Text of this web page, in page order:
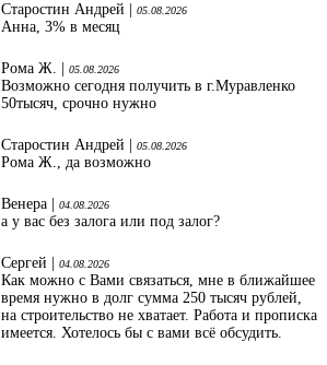
Старостин Андрей | 05.08.2026
Анна, 3% в месяц
Рома Ж. | 05.08.2026
Возможно сегодня получить в г.Муравленко
50тысяч, срочно нужно
Старостин Андрей | 05.08.2026
Рома Ж., да возможно
Венера | 04.08.2026
а у вас без залога или под залог?
Сергей | 04.08.2026
Как можно с Вами связаться, мне в ближайшее
время нужно в долг сумма 250 тысяч рублей,
на строительство не хватает. Работа и прописка
имеется. Хотелось бы с вами всё обсудить.